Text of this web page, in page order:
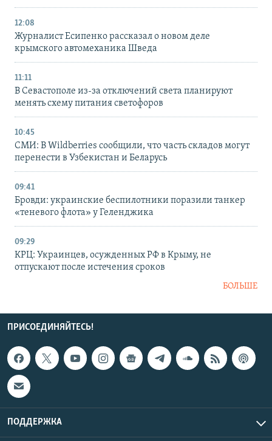
12:08
Журналист Есипенко рассказал о новом деле
крымского автомеханика Шведа
11:11
В Севастополе из-за отключений света планируют
менять схему питания светофоров
10:45
СМИ: В Wildberries сообщили, что часть складов могут
перенести в Узбекистан и Беларусь
09:41
Бровди: украинские беспилотники поразили танкер
«теневого флота» у Геленджика
09:29
КРЦ: Украинцев, осужденных РФ в Крыму, не
отпускают после истечения сроков
БОЛЬШЕ
ПРИСОЕДИНЯЙТЕСЬ!
ПОДДЕРЖКА